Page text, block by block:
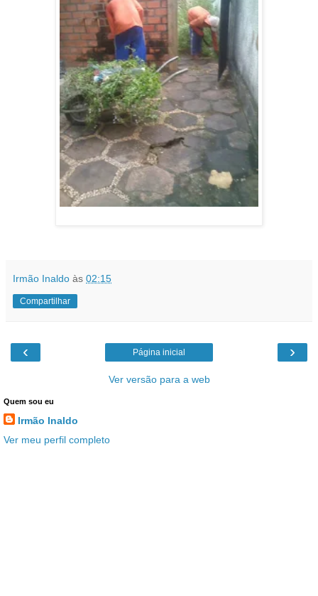
Irmão Inaldo às 02:15
Compartilhar
‹ ›
Página inicial
Ver versão para a web
Quem sou eu
Irmão Inaldo
Ver meu perfil completo